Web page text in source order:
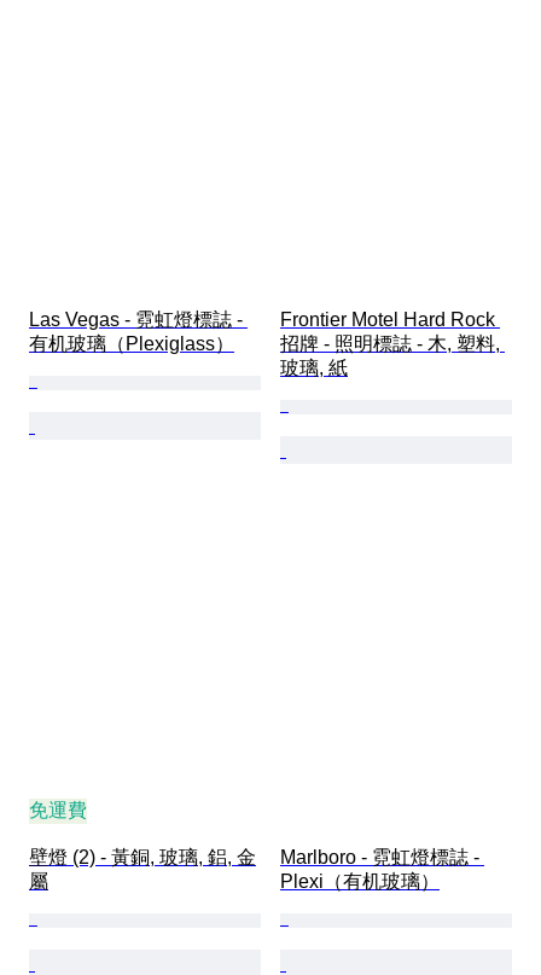
Las Vegas - 霓虹燈標誌 -
有机玻璃（Plexiglass）
Frontier Motel Hard Rock
招牌 - 照明標誌 - 木, 塑料,
玻璃, 紙
免運費
壁燈 (2) - 黃銅, 玻璃, 鋁, 金
屬
Marlboro - 霓虹燈標誌 -
Plexi（有机玻璃）